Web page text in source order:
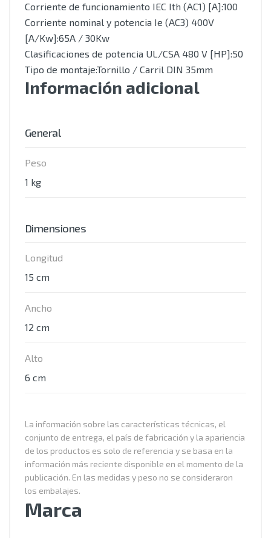
Corriente de funcionamiento IEC Ith (AC1) [A]:100
Corriente nominal y potencia Ie (AC3) 400V
[A/Kw]:65A / 30Kw
Clasificaciones de potencia UL/CSA 480 V [HP]:50
Tipo de montaje:Tornillo / Carril DIN 35mm
Información adicional
General
Peso
1 kg
Dimensiones
Longitud
15 cm
Ancho
12 cm
Alto
6 cm
La información sobre las características técnicas, el
conjunto de entrega, el país de fabricación y la apariencia
de los productos es solo de referencia y se basa en la
información más reciente disponible en el momento de la
publicación. En las medidas y peso no se consideraron
los embalajes.
Marca